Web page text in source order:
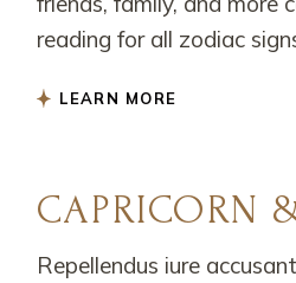
reading for all zodiac
LEARN MORE
CAPRICORN
Repellendus iure